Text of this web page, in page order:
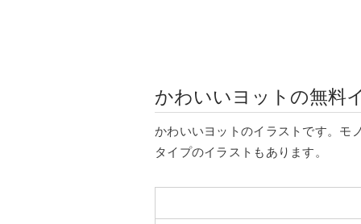
かわいいヨットの無料
かわいいヨットのイラストです。モ
タイプのイラストもあります。